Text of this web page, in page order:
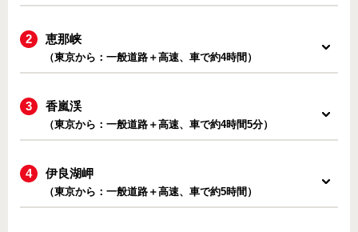
恵那峡
（東京から：一般道路＋高速、車で約4時間）
香嵐渓
（東京から：一般道路＋高速、車で約4時間5分）
伊良湖岬
（東京から：一般道路＋高速、車で約5時間）